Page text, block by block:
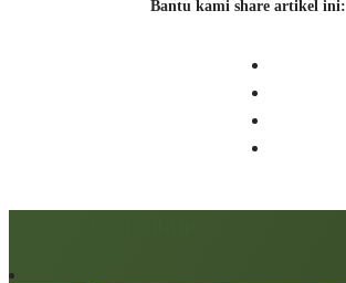
Bantu kami share artikel ini: